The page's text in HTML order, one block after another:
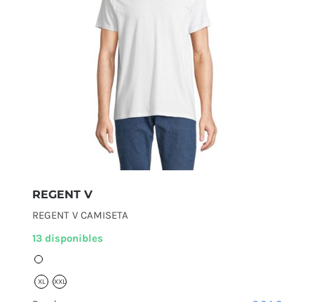
REGENT V
REGENT V CAMISETA
13 disponibles
XL XXL